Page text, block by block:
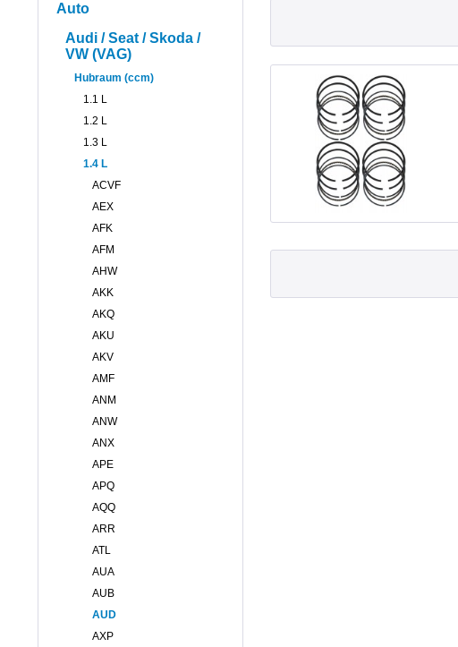
Auto
Audi / Seat / Skoda /
VW (VAG)
Hubraum (ccm)
1.1 L
1.2 L
1.3 L
1.4 L
ACVF
AEX
AFK
AFM
AHW
AKK
AKQ
AKU
AKV
AMF
ANM
ANW
ANX
APE
APQ
AQQ
ARR
ATL
AUA
AUB
AUD
AXP